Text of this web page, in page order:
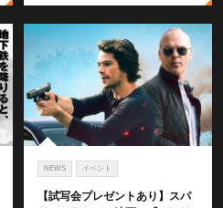
NEWS イベント
【試写会プレゼントあり】スパ